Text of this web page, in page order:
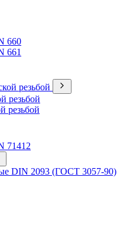
660
661
резьбой
резьбой
резьбой
71412
DIN 2093 (ГОСТ 3057-90)